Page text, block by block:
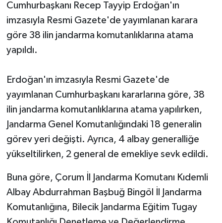
Cumhurbaşkanı Recep Tayyip Erdoğan'ın
imzasıyla Resmi Gazete'de yayımlanan karara
göre 38 ilin jandarma komutanlıklarına atama
yapıldı.
Erdoğan'ın imzasıyla Resmi Gazete'de
yayımlanan Cumhurbaşkanı kararlarına göre, 38
ilin jandarma komutanlıklarına atama yapılırken,
Jandarma Genel Komutanlığındaki 18 generalin
görev yeri değişti. Ayrıca, 4 albay generalliğe
yükseltilirken, 2 general de emekliye sevk edildi.
Buna göre, Çorum İl Jandarma Komutanı Kıdemli
Albay Abdurrahman Başbuğ Bingöl İl Jandarma
Komutanlığına, Bilecik Jandarma Eğitim Tugay